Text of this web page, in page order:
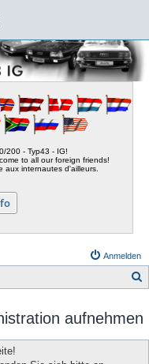
200 - Typ43 - IG!
to all our foreign friends!
aux internautes d'ailleurs.
Anmelden
aufnehmen